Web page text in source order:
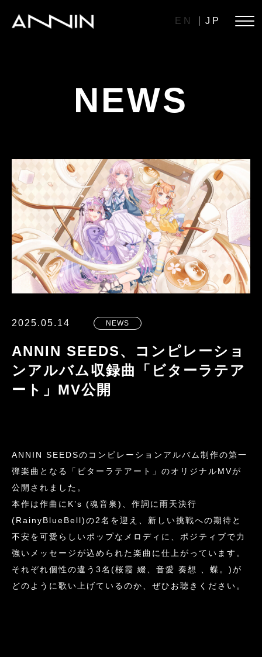
EN JP
NEWS
2025.05.14 NEWS
ANNIN SEEDS、コンピレーショ
ンアルバム収録曲「ビターラテア
ート」MV公開
ANNIN SEEDSのコンピレーションアルバム制作の第一
弾楽曲となる「ビターラテアート」のオリジナルMVが
公開されました。
本作は作曲にK’s (魂音泉)、作詞に雨天決行
(RainyBlueBell)の2名を迎え、新しい挑戦への期待と
不安を可愛らしいポップなメロディに、ポジティブで力
強いメッセージが込められた楽曲に仕上がっています。
それぞれ個性の違う3名(桜霞 綴、音愛 奏想 、蝶。)が
どのように歌い上げているのか、ぜひお聴きください。